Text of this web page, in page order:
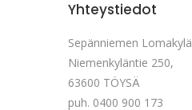
Yhteystiedot
Sepänniemen Lomakylä
Niemenkyläntie 250,
63600 TÖYSÄ
puh. 0400 900 173